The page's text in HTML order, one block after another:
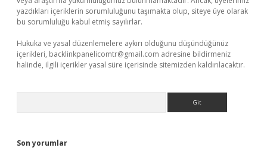
yazdıkları içeriklerin sorumluluğunu taşımakta olup, siteye üye olarak
bu sorumluluğu kabul etmiş sayılırlar.
Hukuka ve yasal düzenlemelere aykırı olduğunu düşündüğünüz
içerikleri, backlinkpanelicomtr@gmail.com adresine bildirmeniz
halinde, ilgili içerikler yasal süre içerisinde sitemizden kaldırılacaktır.
Son yorumlar